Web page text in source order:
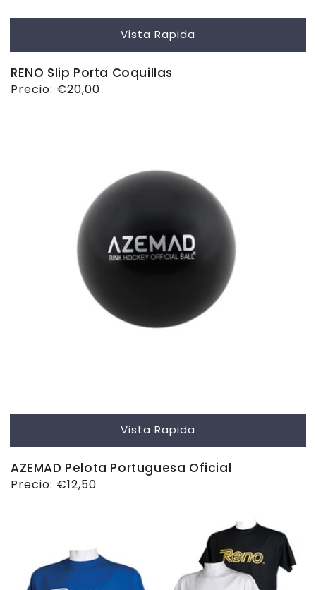
Vista Rapida
RENO Slip Porta Coquillas
Precio
Precio: €20,00
Vista Rapida
AZEMAD Pelota Portuguesa Oficial
Precio
Precio: €12,50